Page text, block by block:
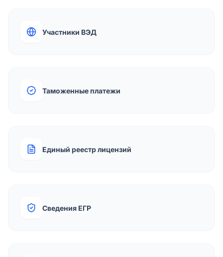
Участники ВЭД
Таможенные платежи
Единый реестр лицензий
Сведения ЕГР